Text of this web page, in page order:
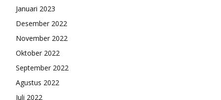
Januari 2023
Desember 2022
November 2022
Oktober 2022
September 2022
Agustus 2022
Juli 2022